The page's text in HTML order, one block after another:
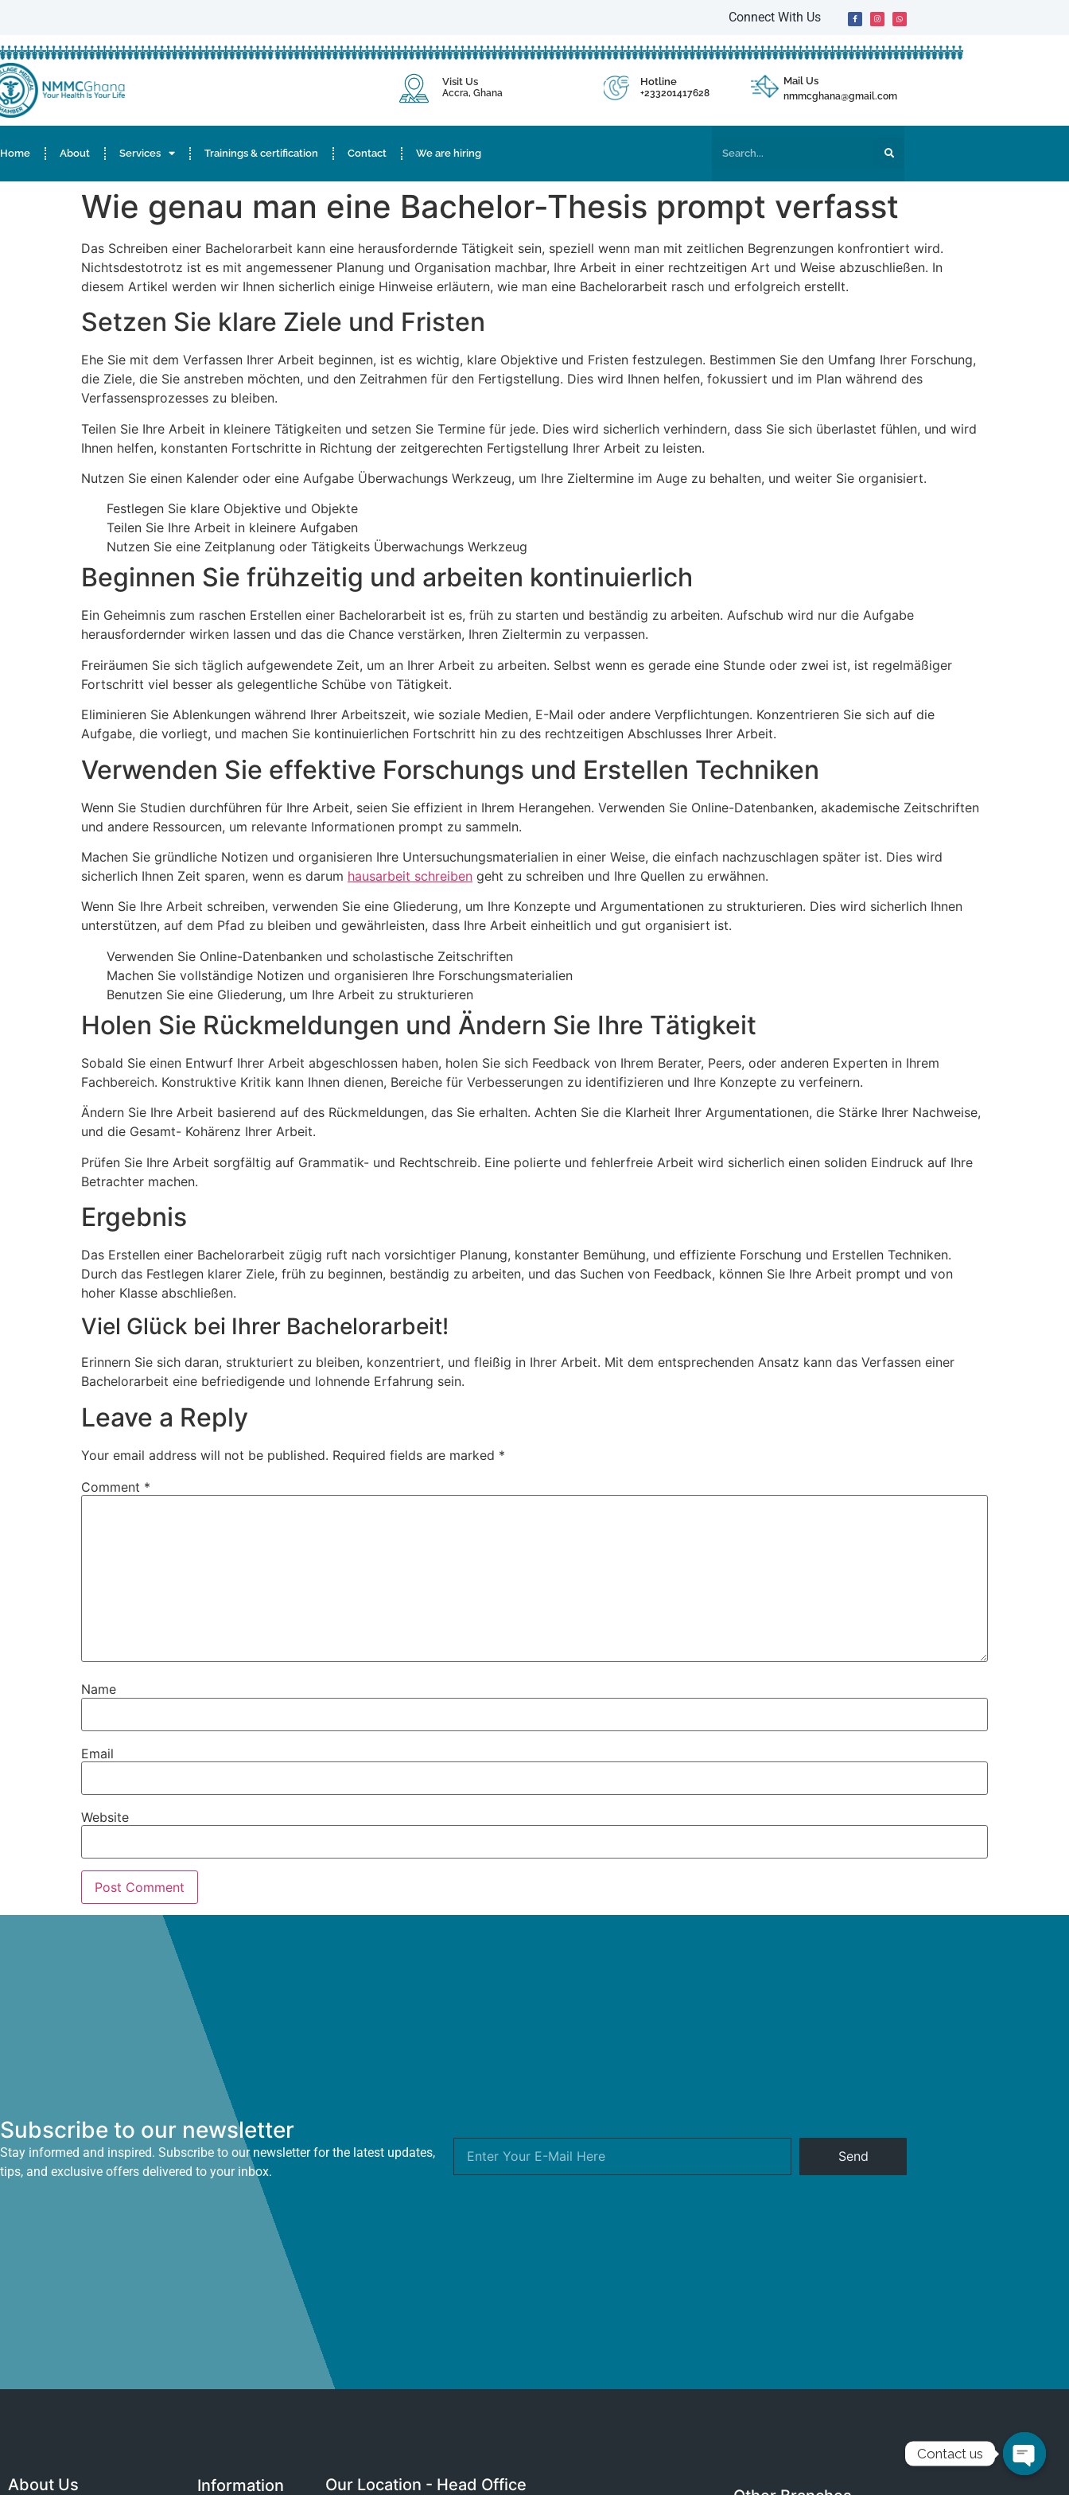
Connect With Us
Visit Us
Accra, Ghana
Hotline
+233201417628
Mail Us
nmmcghana@gmail.com
Home About Services Trainings & certification Contact We are hiring
Wie genau man eine Bachelor-Thesis prompt verfasst
Das Schreiben einer Bachelorarbeit kann eine herausfordernde Tätigkeit sein, speziell wenn man mit zeitlichen Begrenzungen konfrontiert wird.
Nichtsdestotrotz ist es mit angemessener Planung und Organisation machbar, Ihre Arbeit in einer rechtzeitigen Art und Weise abzuschließen. In
diesem Artikel werden wir Ihnen sicherlich einige Hinweise erläutern, wie man eine Bachelorarbeit rasch und erfolgreich erstellt.
Setzen Sie klare Ziele und Fristen
Ehe Sie mit dem Verfassen Ihrer Arbeit beginnen, ist es wichtig, klare Objektive und Fristen festzulegen. Bestimmen Sie den Umfang Ihrer Forschung,
die Ziele, die Sie anstreben möchten, und den Zeitrahmen für den Fertigstellung. Dies wird Ihnen helfen, fokussiert und im Plan während des
Verfassensprozesses zu bleiben.
Teilen Sie Ihre Arbeit in kleinere Tätigkeiten und setzen Sie Termine für jede. Dies wird sicherlich verhindern, dass Sie sich überlastet fühlen, und wird
Ihnen helfen, konstanten Fortschritte in Richtung der zeitgerechten Fertigstellung Ihrer Arbeit zu leisten.
Nutzen Sie einen Kalender oder eine Aufgabe Überwachungs Werkzeug, um Ihre Zieltermine im Auge zu behalten, und weiter Sie organisiert.
Festlegen Sie klare Objektive und Objekte
Teilen Sie Ihre Arbeit in kleinere Aufgaben
Nutzen Sie eine Zeitplanung oder Tätigkeits Überwachungs Werkzeug
Beginnen Sie frühzeitig und arbeiten kontinuierlich
Ein Geheimnis zum raschen Erstellen einer Bachelorarbeit ist es, früh zu starten und beständig zu arbeiten. Aufschub wird nur die Aufgabe
herausfordernder wirken lassen und das die Chance verstärken, Ihren Zieltermin zu verpassen.
Freiräumen Sie sich täglich aufgewendete Zeit, um an Ihrer Arbeit zu arbeiten. Selbst wenn es gerade eine Stunde oder zwei ist, ist regelmäßiger
Fortschritt viel besser als gelegentliche Schübe von Tätigkeit.
Eliminieren Sie Ablenkungen während Ihrer Arbeitszeit, wie soziale Medien, E-Mail oder andere Verpflichtungen. Konzentrieren Sie sich auf die
Aufgabe, die vorliegt, und machen Sie kontinuierlichen Fortschritt hin zu des rechtzeitigen Abschlusses Ihrer Arbeit.
Verwenden Sie effektive Forschungs und Erstellen Techniken
Wenn Sie Studien durchführen für Ihre Arbeit, seien Sie effizient in Ihrem Herangehen. Verwenden Sie Online-Datenbanken, akademische Zeitschriften
und andere Ressourcen, um relevante Informationen prompt zu sammeln.
Machen Sie gründliche Notizen und organisieren Ihre Untersuchungsmaterialien in einer Weise, die einfach nachzuschlagen später ist. Dies wird
sicherlich Ihnen Zeit sparen, wenn es darum hausarbeit schreiben geht zu schreiben und Ihre Quellen zu erwähnen.
Wenn Sie Ihre Arbeit schreiben, verwenden Sie eine Gliederung, um Ihre Konzepte und Argumentationen zu strukturieren. Dies wird sicherlich Ihnen
unterstützen, auf dem Pfad zu bleiben und gewährleisten, dass Ihre Arbeit einheitlich und gut organisiert ist.
Verwenden Sie Online-Datenbanken und scholastische Zeitschriften
Machen Sie vollständige Notizen und organisieren Ihre Forschungsmaterialien
Benutzen Sie eine Gliederung, um Ihre Arbeit zu strukturieren
Holen Sie Rückmeldungen und Ändern Sie Ihre Tätigkeit
Sobald Sie einen Entwurf Ihrer Arbeit abgeschlossen haben, holen Sie sich Feedback von Ihrem Berater, Peers, oder anderen Experten in Ihrem
Fachbereich. Konstruktive Kritik kann Ihnen dienen, Bereiche für Verbesserungen zu identifizieren und Ihre Konzepte zu verfeinern.
Ändern Sie Ihre Arbeit basierend auf des Rückmeldungen, das Sie erhalten. Achten Sie die Klarheit Ihrer Argumentationen, die Stärke Ihrer Nachweise,
und die Gesamt- Kohärenz Ihrer Arbeit.
Prüfen Sie Ihre Arbeit sorgfältig auf Grammatik- und Rechtschreib. Eine polierte und fehlerfreie Arbeit wird sicherlich einen soliden Eindruck auf Ihre
Betrachter machen.
Ergebnis
Das Erstellen einer Bachelorarbeit zügig ruft nach vorsichtiger Planung, konstanter Bemühung, und effiziente Forschung und Erstellen Techniken.
Durch das Festlegen klarer Ziele, früh zu beginnen, beständig zu arbeiten, und das Suchen von Feedback, können Sie Ihre Arbeit prompt und von
hoher Klasse abschließen.
Viel Glück bei Ihrer Bachelorarbeit!
Erinnern Sie sich daran, strukturiert zu bleiben, konzentriert, und fleißig in Ihrer Arbeit. Mit dem entsprechenden Ansatz kann das Verfassen einer
Bachelorarbeit eine befriedigende und lohnende Erfahrung sein.
Leave a Reply
Your email address will not be published. Required fields are marked *
Comment *
Name
Email
Website
Subscribe to our newsletter
Stay informed and inspired. Subscribe to our newsletter for the latest updates,
tips, and exclusive offers delivered to your inbox.
Send
About Us Information Our Location - Head Office
Contact us